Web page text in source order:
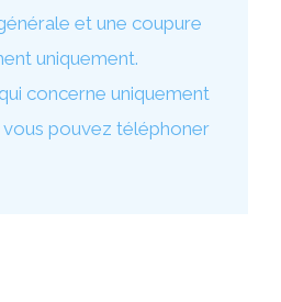
et une coupure
uniquement.
concerne uniquement
pouvez téléphoner